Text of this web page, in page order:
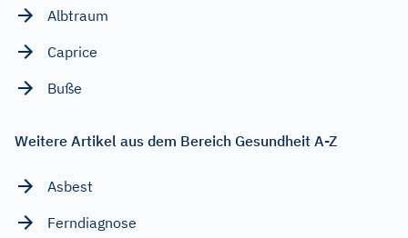
Albtraum
Caprice
Buße
Weitere Artikel aus dem Bereich Gesundheit A-Z
Asbest
Ferndiagnose